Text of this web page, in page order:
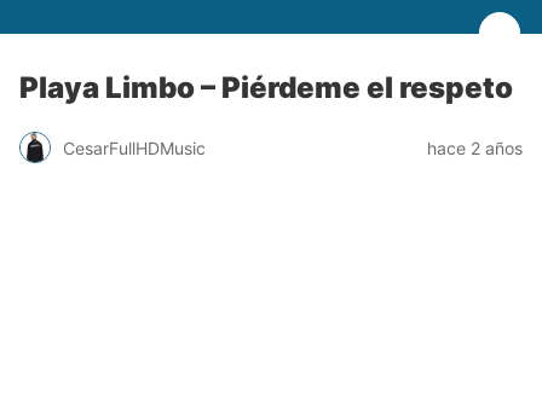
Playa Limbo – Piérdeme el respeto
CesarFullHDMusic hace 2 años